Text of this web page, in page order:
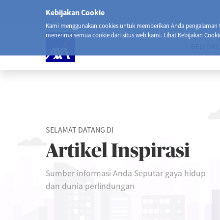
Kebijakan Cookie
Kami menggunakan cookies untuk memberikan Anda
menerima semua cookie dari situs web kami. Lihat Kebijakan
SELAMAT DATANG DI
Artikel Inspirasi
Sumber informasi Anda Seputar gaya hidup
dan dunia perlindungan